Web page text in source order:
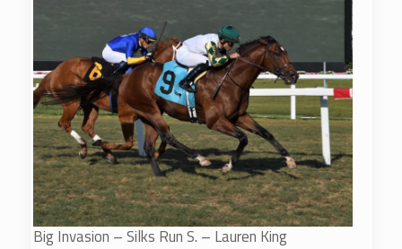
Big Invasion – Silks Run S. – Lauren King